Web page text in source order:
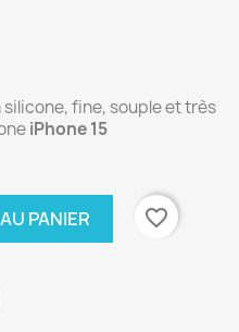
silicone, fine, souple et très
iPhone 15
PANIER favorite_border